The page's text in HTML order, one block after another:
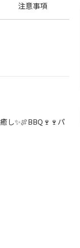
注意事項
し✨🍖BBQ🍷🍷パ